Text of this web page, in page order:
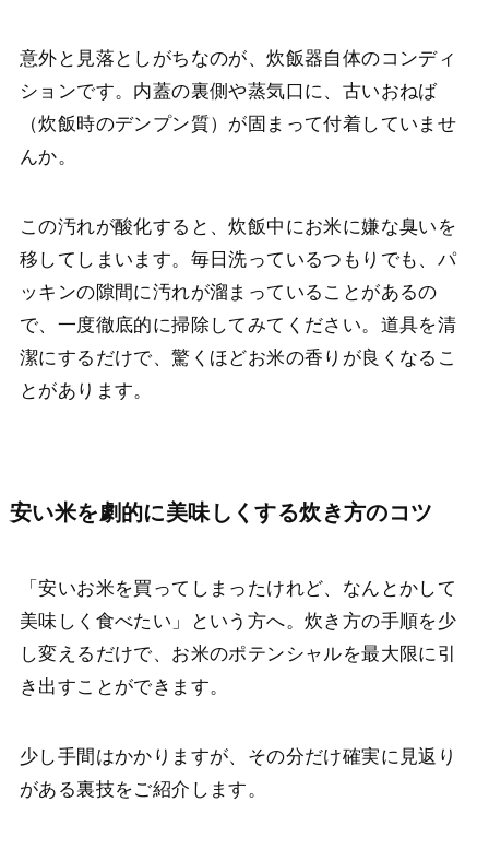
意外と見落としがちなのが、炊飯器自体のコンディ
ションです。内蓋の裏側や蒸気口に、古いおねば
（炊飯時のデンプン質）が固まって付着していませ
んか。
この汚れが酸化すると、炊飯中にお米に嫌な臭いを
移してしまいます。毎日洗っているつもりでも、パ
ッキンの隙間に汚れが溜まっていることがあるの
で、一度徹底的に掃除してみてください。道具を清
潔にするだけで、驚くほどお米の香りが良くなるこ
とがあります。
安い米を劇的に美味しくする炊き方のコツ
「安いお米を買ってしまったけれど、なんとかして
美味しく食べたい」という方へ。炊き方の手順を少
し変えるだけで、お米のポテンシャルを最大限に引
き出すことができます。
少し手間はかかりますが、その分だけ確実に見返り
がある裏技をご紹介します。